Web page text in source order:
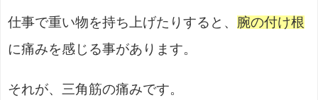
仕事で重い物を持ち上げたりすると、 腕の付け根
に痛みを感じる事があります。
それが、三角筋の痛みです。